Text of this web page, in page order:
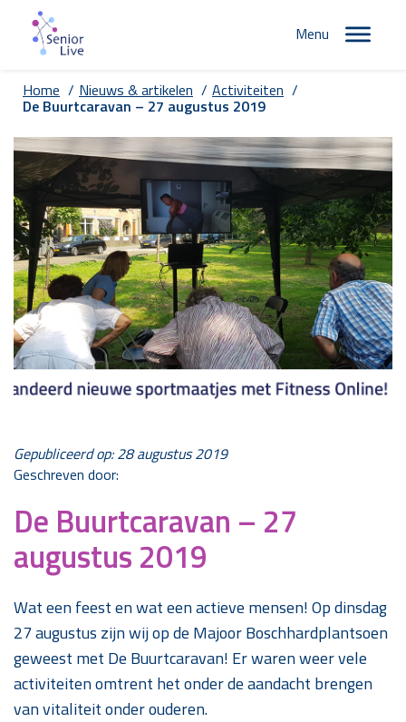
Menu
Home / Nieuws & artikelen / Activiteiten /
De Buurtcaravan – 27 augustus 2019
Gepubliceerd op: 28 augustus 2019
Geschreven door:
De Buurtcaravan – 27
augustus 2019
Wat een feest en wat een actieve mensen! Op dinsdag
27 augustus zijn wij op de Majoor Boschhardplantsoen
geweest met De Buurtcaravan! Er waren weer vele
activiteiten omtrent het onder de aandacht brengen
van vitaliteit onder ouderen.